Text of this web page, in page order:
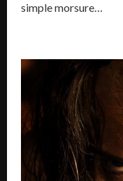
simple morsure…